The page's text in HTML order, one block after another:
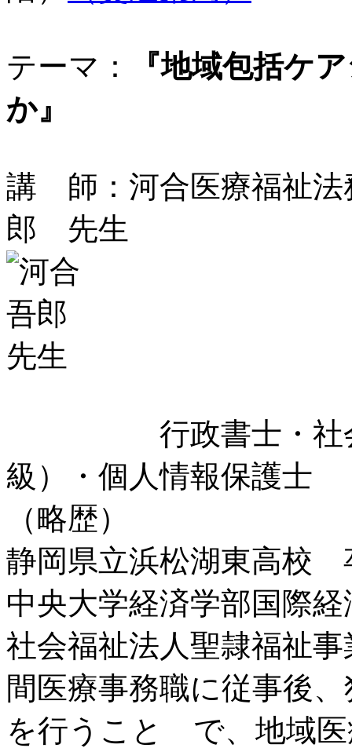
テーマ：
『地域包括ケ
か』
講 師：河合医療福祉
郎 先生
行政書士・社会福
級）・個人情報保護士
（略歴）
静岡県立浜松湖東高校
中央大学経済学部国際
社会福祉法人聖隷福祉
間医療事務職に従事後
を行うこと で、地域医